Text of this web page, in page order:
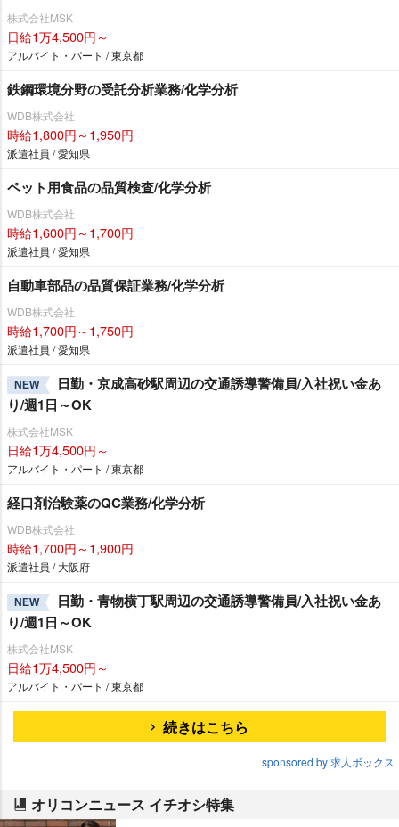
株式会社MSK
日給1万4,500円～
アルバイト・パート / 東京都
鉄鋼環境分野の受託分析業務/化学分析
WDB株式会社
時給1,800円～1,950円
派遣社員 / 愛知県
ペット用食品の品質検査/化学分析
WDB株式会社
時給1,600円～1,700円
派遣社員 / 愛知県
自動車部品の品質保証業務/化学分析
WDB株式会社
時給1,700円～1,750円
派遣社員 / 愛知県
NEW
日勤・京成高砂駅周辺の交通誘導警備員/入社祝い金あ
り/週1日～OK
株式会社MSK
日給1万4,500円～
アルバイト・パート / 東京都
経口剤治験薬のQC業務/化学分析
WDB株式会社
時給1,700円～1,900円
派遣社員 / 大阪府
NEW
日勤・青物横丁駅周辺の交通誘導警備員/入社祝い金あ
り/週1日～OK
株式会社MSK
日給1万4,500円～
アルバイト・パート / 東京都
続きはこちら
sponsored by 求人ボックス
オリコンニュース イチオシ特集